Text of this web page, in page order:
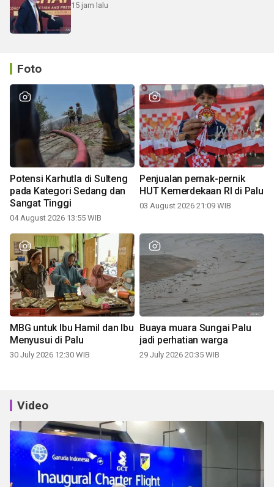
15 jam lalu
Foto
Potensi Karhutla di Sulteng
pada Kategori Sedang dan
Sangat Tinggi
04 August 2026 13:55 WIB
Penjualan pernak-pernik
HUT Kemerdekaan RI di Palu
03 August 2026 21:09 WIB
MBG untuk Ibu Hamil dan Ibu
Menyusui di Palu
30 July 2026 12:30 WIB
Buaya muara Sungai Palu
jadi perhatian warga
29 July 2026 20:35 WIB
Video